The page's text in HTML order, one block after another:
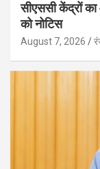
सीएससी केंद्रों
को नोटिस
August 7, 2026